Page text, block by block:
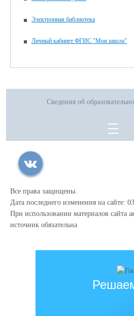
Электронная библиотека
Личный кабинет ФГИС "Моя школа"
Сведения об
Все права защищены.
Дата последнего изменения на сайте:
При использовании материалов сайта
источник обязательна